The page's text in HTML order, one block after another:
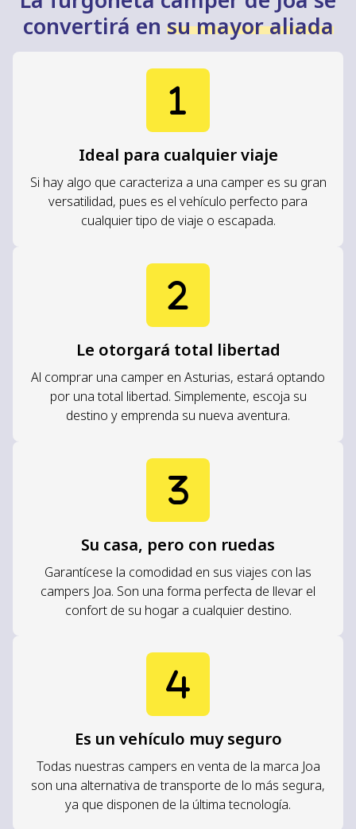
convertirá en su mayor aliada
Ideal para cualquier viaje
Si hay algo que caracteriza a una camper es su gran
versatilidad, pues es el vehículo perfecto para
cualquier tipo de viaje o escapada.
Le otorgará total libertad
Al comprar una camper en Asturias, estará optando
por una total libertad. Simplemente, escoja su
destino y emprenda su nueva aventura.
Su casa, pero con ruedas
Garantícese la comodidad en sus viajes con las
campers Joa. Son una forma perfecta de llevar el
confort de su hogar a cualquier destino.
Es un vehículo muy seguro
Todas nuestras campers en venta de la marca Joa
son una alternativa de transporte de lo más segura,
ya que disponen de la última tecnología.